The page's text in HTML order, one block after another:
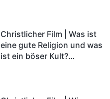
Christlicher Film | Was ist
eine gute Religion und was
ist ein böser Kult?